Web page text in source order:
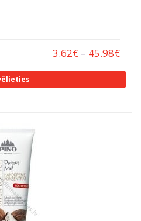
3.62€ – 45.98€